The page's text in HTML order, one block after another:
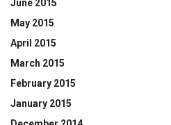
June 2015
May 2015
April 2015
March 2015
February 2015
January 2015